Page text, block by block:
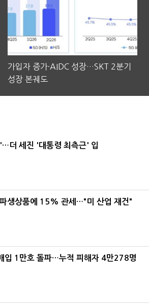
가입자 증가·AIDC 성장…SKT 2분기
성장 본궤도
더 세진 '대통령 최측근' 입
생상품에 15% 관세…"미 산업 재건"
입 1만호 돌파…누적 피해자 4만278명